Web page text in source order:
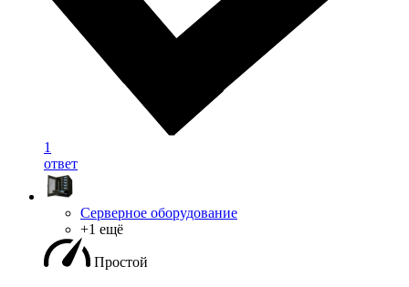
1
ответ
Серверное оборудование
+1 ещё
Простой